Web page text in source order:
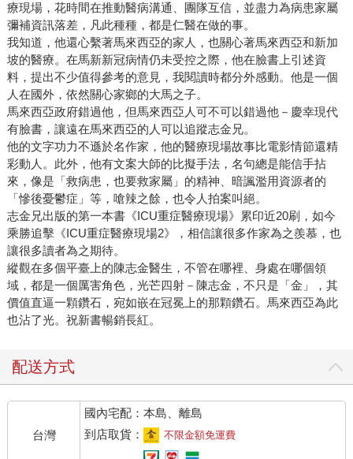
療現場，花時間在推動醫病溝通、團隊互信，並盡力為病患家屬
彌補資訊落差，凡此種種，都是仁醫在做的事。
我知道，他還心繫著馬來西亞的家人，也關心著馬來西亞和新加
坡的醫療。在馬新新冠病情仍未受控之際，他在臉書上引述資
料，提出不少值得參考的意見，我閱讀時都分外感動。他是一個
人在國外，依然關心家鄉的大馬之子。
馬來西亞政府錯過他，但馬來西亞人可不可以錯過他－慶幸現代
有臉書，讓遠在馬來西亞的人可以追蹤志金兄。
他的文字功力不遜於名作家，他的醫療現場故事比電影情節還精
彩動人。此外，他有文案大師的比擬手法，名句總是能信手拈
來，像是「救病患，也要救家屬」的精神、暗諷濫用資源者的
「慘後憂鬱症」等，嗆辣之餘，也令人拍案叫絕。
志金兄出版的第一本書《ICU重症醫療現場》累印近20刷，如今
乘勝追擊《ICU重症醫療現場2》，相信讓很多作家為之羨慕，也
讓很多讀者為之期待。
縱觀在多個平臺上的陳志金醫生，不管在哪裡、身處在哪個領
域，都是一個厲害角色，光芒四射－陳志金，不只是「金」，其
價值直逼一顆鑽石，宛如嵌在冠冕上的那顆鑽石。馬來西亞為此
也沾了光。祝新書暢銷長紅。
配送方式
台灣
國內宅配：本島、離島
到店取貨：
不限金額免運費